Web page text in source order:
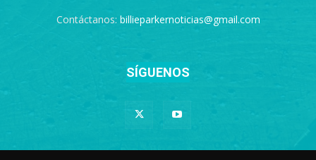
Contáctanos: billieparkernoticias@gmail.com
SÍGUENOS